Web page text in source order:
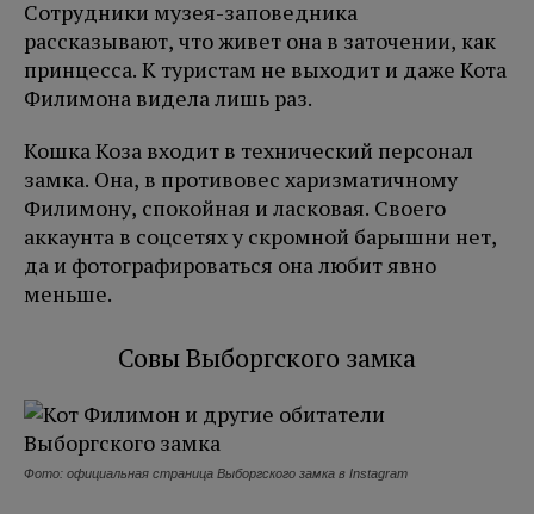
Сотрудники музея-заповедника
рассказывают, что живет она в заточении, как
принцесса. К туристам не выходит и даже Кота
Филимона видела лишь раз.
Кошка Коза входит в технический персонал
замка. Она, в противовес харизматичному
Филимону, спокойная и ласковая. Своего
аккаунта в соцсетях у скромной барышни нет,
да и фотографироваться она любит явно
меньше.
Совы Выборгского замка
Фото: официальная страница Выборгского замка в Instagram